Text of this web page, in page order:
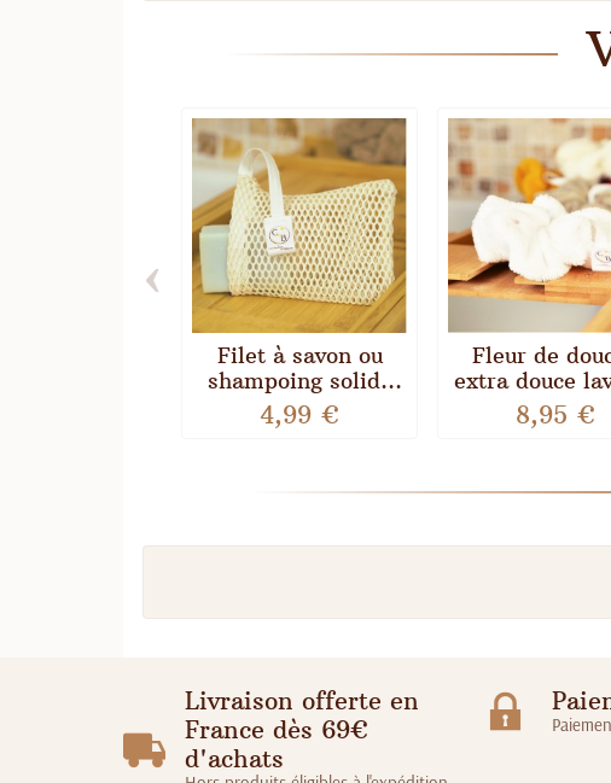
Filet à savon ou
shampoing solide
en Coton BIO
4,99 €
Fleur de
extra douce
en micro
bambou
8,95 €
‹
Livraison offerte en
France dès 69€
d'achats